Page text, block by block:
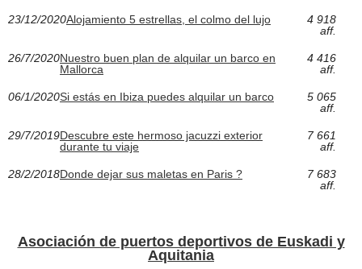
23/12/2020Alojamiento 5 estrellas, el colmo del lujo
4 918
aff.
26/7/2020Nuestro buen plan de alquilar un barco en
Mallorca
4 416
aff.
06/1/2020Si estás en Ibiza puedes alquilar un barco
5 065
aff.
29/7/2019Descubre este hermoso jacuzzi exterior
durante tu viaje
7 661
aff.
28/2/2018Donde dejar sus maletas en Paris ?
7 683
aff.
Asociación de puertos deportivos de Euskadi y
Aquitania